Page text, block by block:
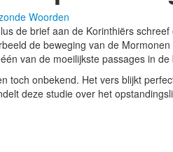
Woorden
de brief aan de Korinthiërs
de beweging van de
van de moeilijkste passages in de
toch onbekend. Het vers blijkt
deze studie over het